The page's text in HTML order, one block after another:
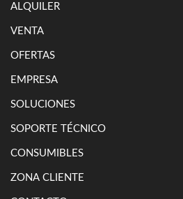
ALQUILER
VENTA
OFERTAS
EMPRESA
SOLUCIONES
SOPORTE TÉCNICO
CONSUMIBLES
ZONA CLIENTE